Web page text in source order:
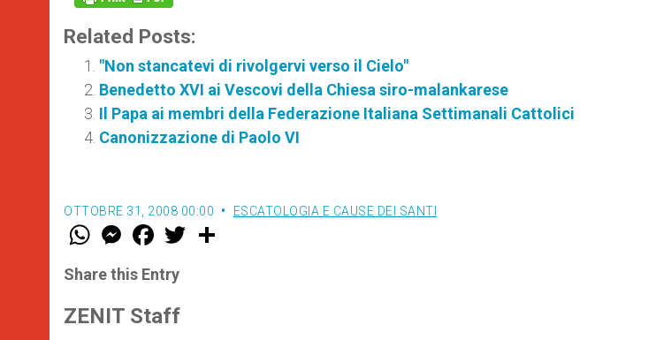
Related Posts:
"Non stancatevi di rivolgervi verso il Cielo"
Benedetto XVI ai Vescovi della Chiesa siro-malankarese
Il Papa ai membri della Federazione Italiana Settimanali Cattolici
Canonizzazione di Paolo VI
OTTOBRE 31, 2008 00:00 ESCATOLOGIA E CAUSE DEI SANTI
W
t
s
p
p
M
e
s
e
g
e
F
a
e
b
o
k
w
Share this Entry
ZENIT Staff